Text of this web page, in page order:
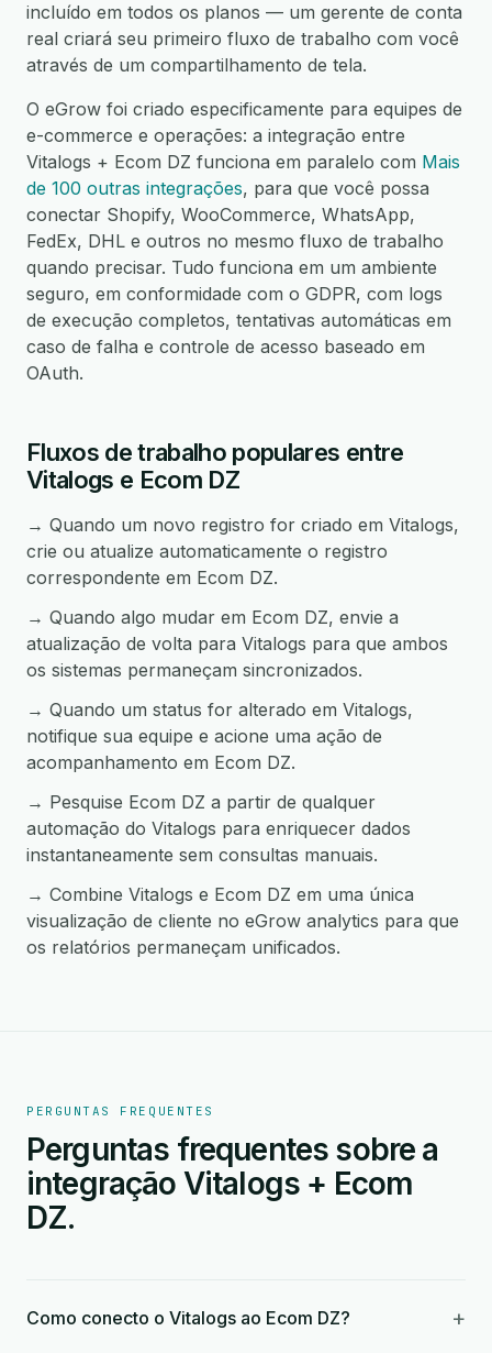
incluído em todos os planos — um gerente de conta
real criará seu primeiro fluxo de trabalho com você
através de um compartilhamento de tela.
O eGrow foi criado especificamente para equipes de
e-commerce e operações: a integração entre
Vitalogs + Ecom DZ funciona em paralelo com Mais
de 100 outras integrações, para que você possa
conectar Shopify, WooCommerce, WhatsApp,
FedEx, DHL e outros no mesmo fluxo de trabalho
quando precisar. Tudo funciona em um ambiente
seguro, em conformidade com o GDPR, com logs
de execução completos, tentativas automáticas em
caso de falha e controle de acesso baseado em
OAuth.
Fluxos de trabalho populares entre
Vitalogs e Ecom DZ
→ Quando um novo registro for criado em Vitalogs,
crie ou atualize automaticamente o registro
correspondente em Ecom DZ.
→ Quando algo mudar em Ecom DZ, envie a
atualização de volta para Vitalogs para que ambos
os sistemas permaneçam sincronizados.
→ Quando um status for alterado em Vitalogs,
notifique sua equipe e acione uma ação de
acompanhamento em Ecom DZ.
→ Pesquise Ecom DZ a partir de qualquer
automação do Vitalogs para enriquecer dados
instantaneamente sem consultas manuais.
→ Combine Vitalogs e Ecom DZ em uma única
visualização de cliente no eGrow analytics para que
os relatórios permaneçam unificados.
PERGUNTAS FREQUENTES
Perguntas frequentes sobre a
integração Vitalogs + Ecom
DZ.
Como conecto o Vitalogs ao Ecom DZ? +